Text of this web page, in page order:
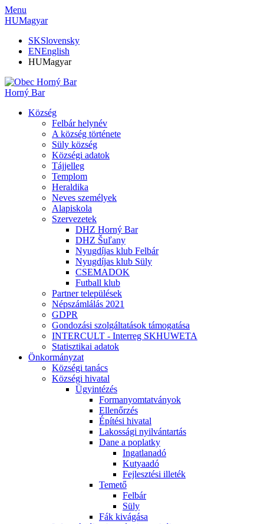
Menu
HUMagyar
SKSlovensky
ENEnglish
HUMagyar
Horný Bar
Község
Felbár helynév
A község története
Süly község
Községi adatok
Tájjelleg
Templom
Heraldika
Neves személyek
Alapiskola
Szervezetek
DHZ Horný Bar
DHZ Šuľany
Nyugdíjas klub Felbár
Nyugdíjas klub Süly
CSEMADOK
Futball klub
Partner települések
Népszámlálás 2021
GDPR
Gondozási szolgáltatások támogatása
INTERCULT - Interreg SKHUWETA
Statisztikai adatok
Önkormányzat
Községi tanács
Községi hivatal
Ügyintézés
Formanyomtatványok
Ellenőrzés
Építési hivatal
Lakossági nyilvántartás
Dane a poplatky
Ingatlanadó
Kutyaadó
Fejlesztési illeték
Temető
Felbár
Süly
Fák kivágása